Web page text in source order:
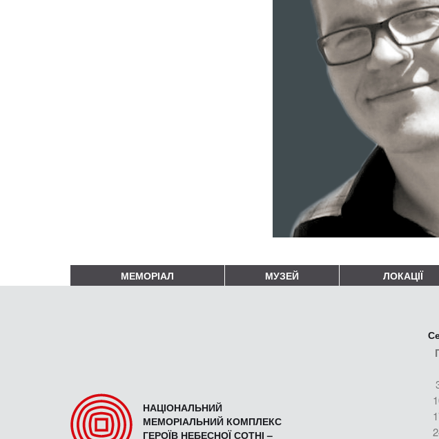
МЕМОРІАЛ МУЗЕЙ ЛОКАЦІЇ
НАЦІОНАЛЬНИЙ
МЕМОРІАЛЬНИЙ КОМПЛЕКС
ГЕРОЇВ НЕБЕСНОЇ СОТНІ –